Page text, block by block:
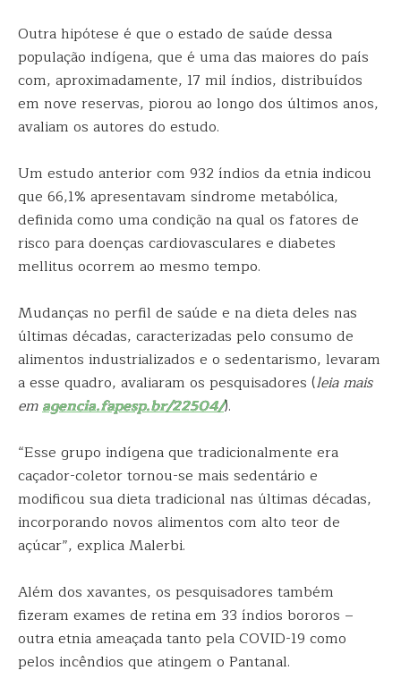
Outra hipótese é que o estado de saúde dessa
população indígena, que é uma das maiores do país
com, aproximadamente, 17 mil índios, distribuídos
em nove reservas, piorou ao longo dos últimos anos,
avaliam os autores do estudo.
Um estudo anterior com 932 índios da etnia indicou
que 66,1% apresentavam síndrome metabólica,
definida como uma condição na qual os fatores de
risco para doenças cardiovasculares e diabetes
mellitus ocorrem ao mesmo tempo.
Mudanças no perfil de saúde e na dieta deles nas
últimas décadas, caracterizadas pelo consumo de
alimentos industrializados e o sedentarismo, levaram
a esse quadro, avaliaram os pesquisadores (leia mais
emagencia.fapesp.br/22504/).
“Esse grupo indígena que tradicionalmente era
caçador-coletor tornou-se mais sedentário e
modificou sua dieta tradicional nas últimas décadas,
incorporando novos alimentos com alto teor de
açúcar”, explica Malerbi.
Além dos xavantes, os pesquisadores também
fizeram exames de retina em 33 índios bororos –
outra etnia ameaçada tanto pela COVID-19 como
pelos incêndios que atingem o Pantanal.